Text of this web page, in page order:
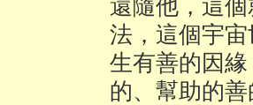
法，這個宇
生有善的因
的、幫助的